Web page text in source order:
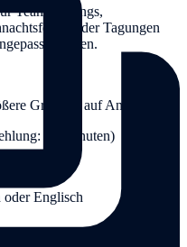
Teambuildings,
oder Tagungen
werden.
Gruppen auf Anfrage)
90 Minuten)
oder Englisch